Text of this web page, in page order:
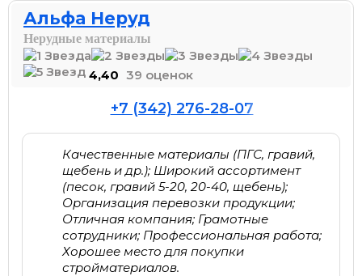
Альфа Неруд
Нерудные материалы
4,40 39 оценок
+7 (342) 276-28-07
Качественные материалы (ПГС, гравий,
щебень и др.); Широкий ассортимент
(песок, гравий 5-20, 20-40, щебень);
Организация перевозки продукции;
Отличная компания; Грамотные
сотрудники; Профессиональная работа;
Хорошее место для покупки
стройматериалов.